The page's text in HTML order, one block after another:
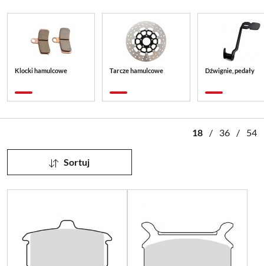
Klocki hamulcowe Tarcze hamulcowe Dźwignie, pedały
18 / 36 / 54
Sortuj